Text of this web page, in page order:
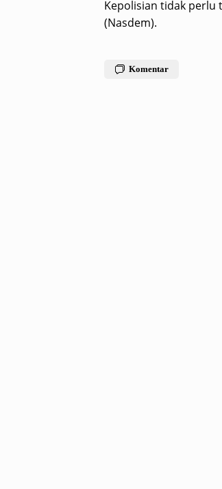
Kepolisian tidak perlu
(Nasdem).
Komentar